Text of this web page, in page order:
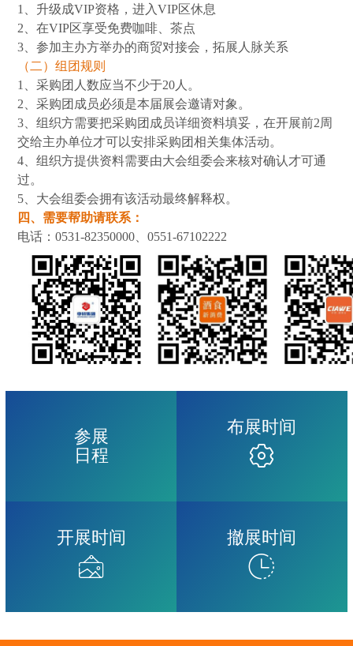
1、升级成VIP资格，进入VIP区休息
2、在VIP区享受免费咖啡、茶点
3、参加主办方举办的商贸对接会，拓展人脉关系
（二）组团规则
1、采购团人数应当不少于20人。
2、采购团成员必须是本届展会邀请对象。
3、组织方需要把采购团成员详细资料填妥，在开展前2周
交给主办单位才可以安排采购团相关集体活动。
4、组织方提供资料需要由大会组委会来核对确认才可通
过。
5、大会组委会拥有该活动最终解释权。
四、需要帮助请联系：
电话：0531-82350000、0551-67102222
参展
日程
布展时间

开展时间

撤展时间
